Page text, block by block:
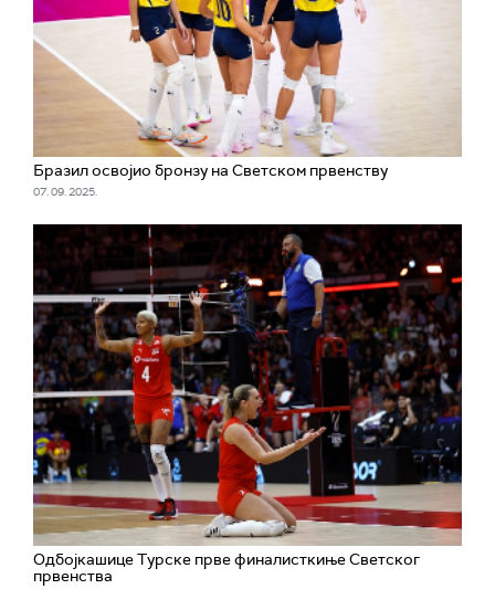
Бразил освојио бронзу на Светском првенству
07. 09. 2025.
Одбојкашице Турске прве финалисткиње Светског
првенства